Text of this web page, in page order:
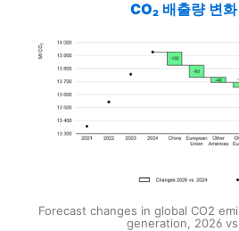
CO₂ 배출량 변
Forecast changes in global CO2
generation, 2026